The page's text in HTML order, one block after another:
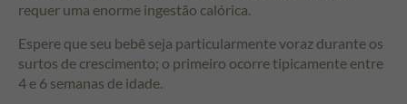
requer uma enorme ingestão calórica.
Espere que seu bebê seja particularmente voraz durante os
surtos de crescimento; o primeiro ocorre tipicamente entre
4 e 6 semanas de idade.